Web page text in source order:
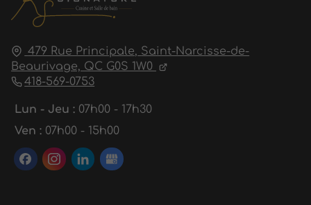
479 Rue Principale, Saint-Narcisse-de-
Beaurivage, QC G0S 1W0
418-569-0753
Lun - Jeu : 07h00 - 17h30
Ven : 07h00 - 15h00